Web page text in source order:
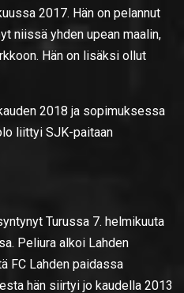
2017. Hän on pelannut
niissä yhden upean maalin,
Hän on lisäksi ollut
2018 ja sopimuksessa
liittyi SJK-paitaan
Turussa 7. helmikuuta
Peliura alkoi Lahden
FC Lahden paidassa
hän siirtyi jo kaudella 2013